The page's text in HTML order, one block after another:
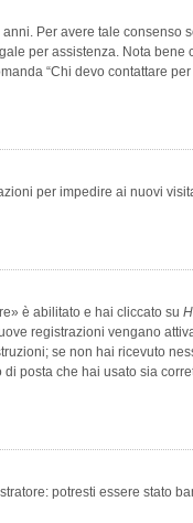
Per avere tale consenso
per assistenza. Nota bene
“Chi devo contattare
per impedire ai nuovi
è abilitato e hai cliccato su
registrazioni vengano
se non hai ricevuto
posta che hai usato sia
potresti essere stato